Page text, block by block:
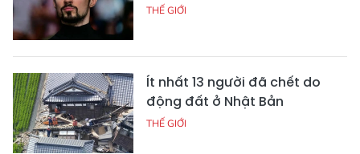
THẾ GIỚI
Ít nhất 13 người đã chết do
động đất ở Nhật Bản
THẾ GIỚI